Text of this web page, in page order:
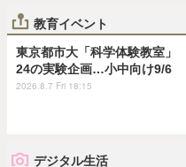
教育イベント
東京都市大「科学体験教室」
24の実験企画…小中向け9/6
2026.8.7 Fri 18:15
デジタル生活